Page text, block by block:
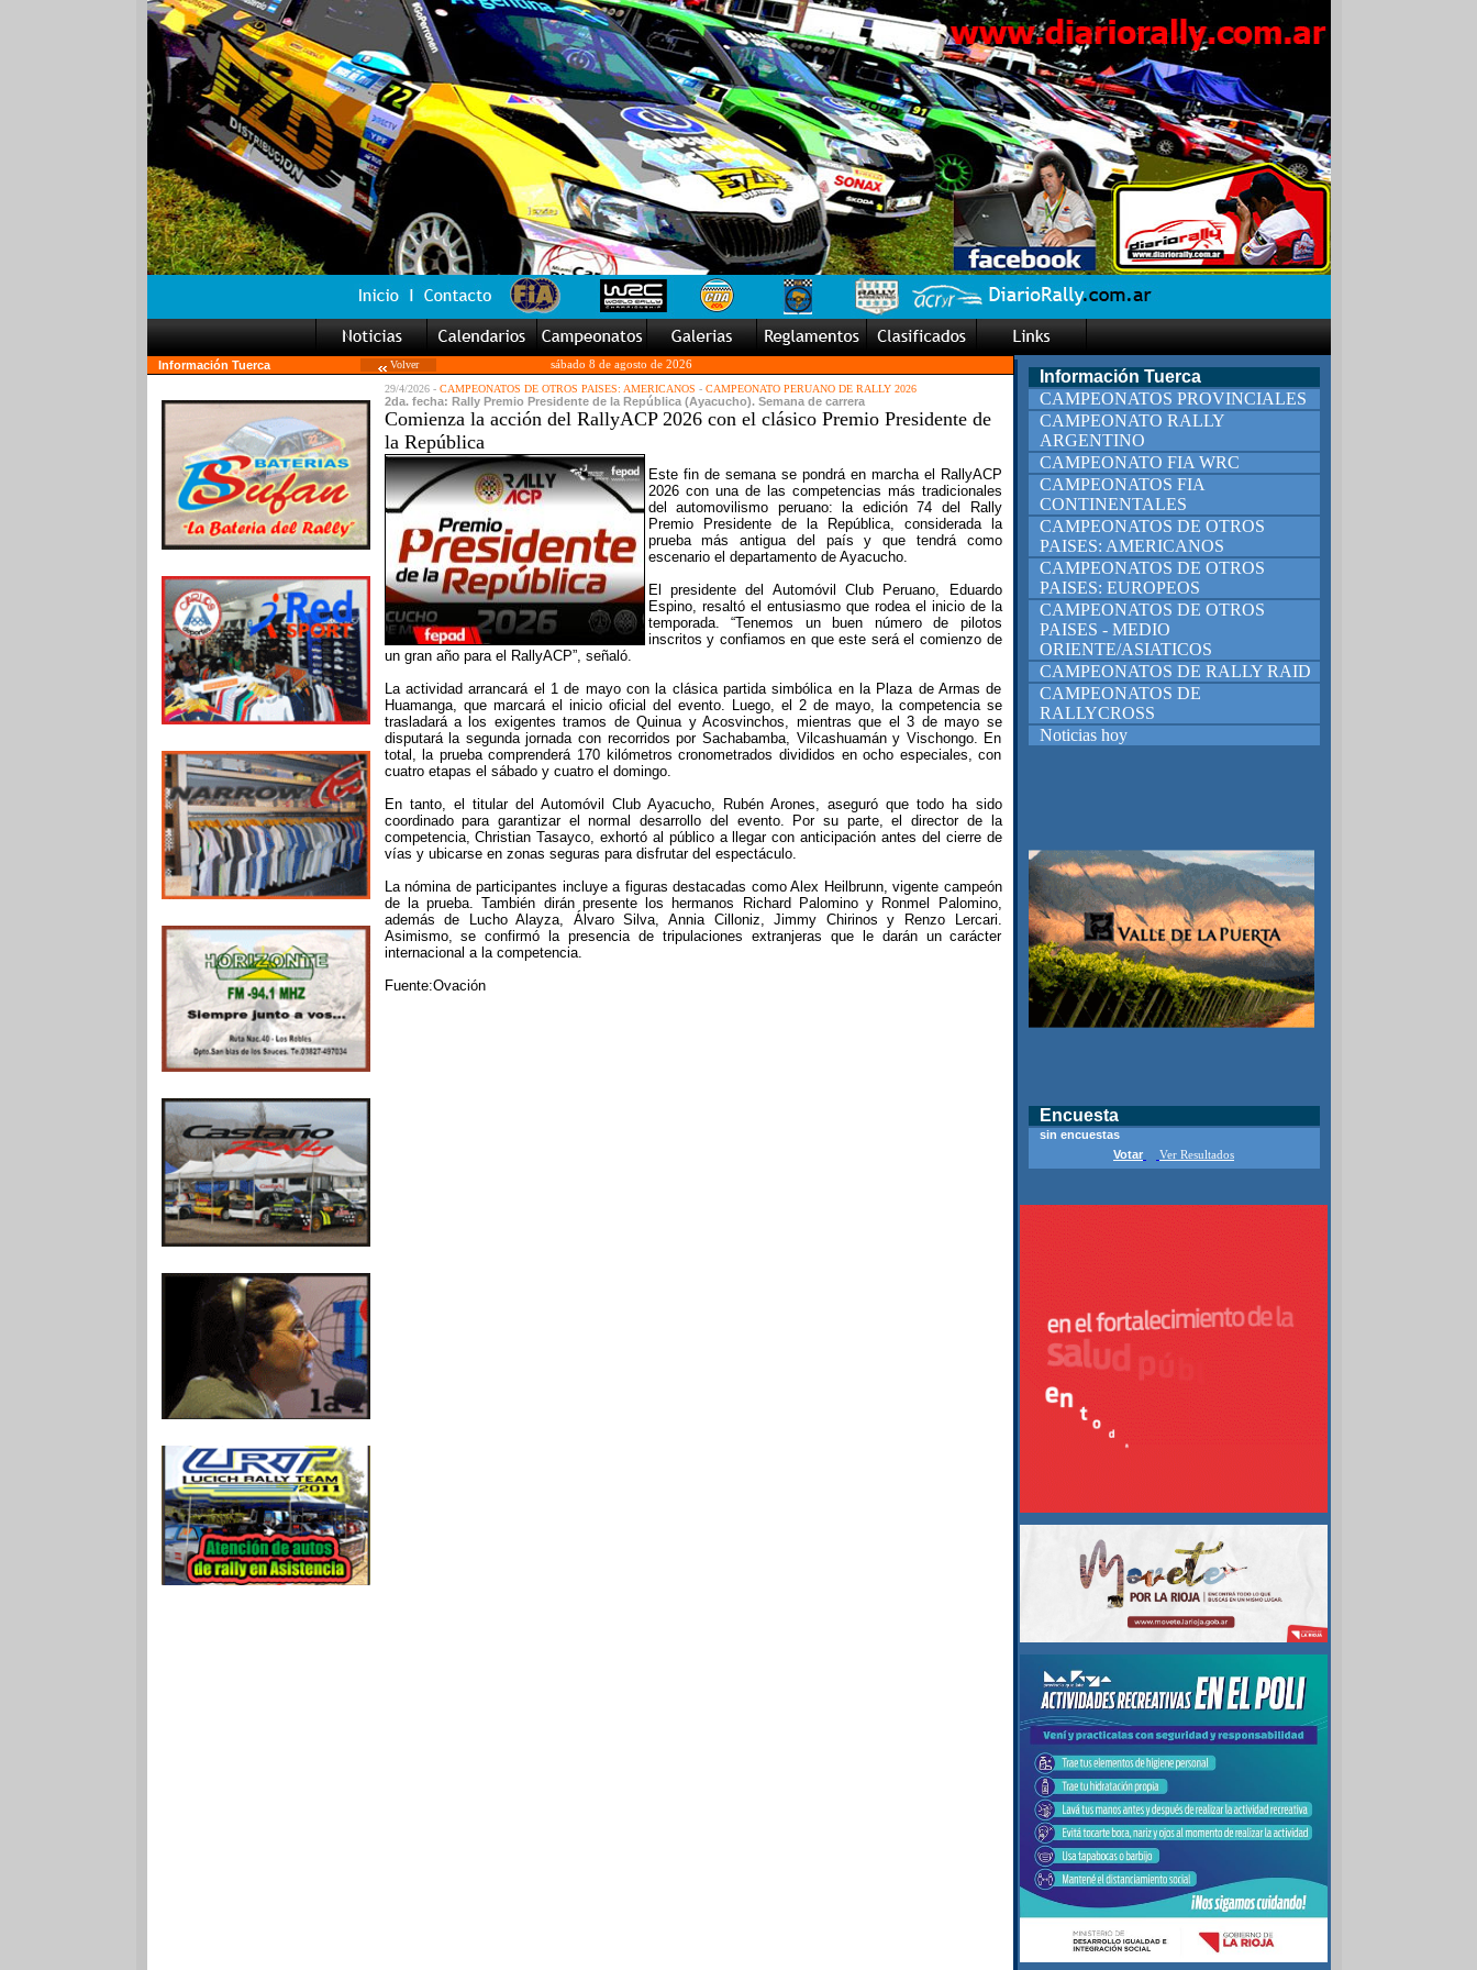
Información Tuerca Volver sábado 8 de agosto de 2026
Información Tuerca
CAMPEONATOS PROVINCIALES
CAMPEONATO RALLY
ARGENTINO
CAMPEONATO FIA WRC
CAMPEONATOS FIA
CONTINENTALES
CAMPEONATOS DE OTROS
PAISES: AMERICANOS
CAMPEONATOS DE OTROS
PAISES: EUROPEOS
CAMPEONATOS DE OTROS
PAISES - MEDIO
ORIENTE/ASIATICOS
CAMPEONATOS DE RALLY RAID
CAMPEONATOS DE
RALLYCROSS
Noticias hoy
Encuesta
sin encuestas
Votar
Ver Resultados
29/4/2026 - CAMPEONATOS DE OTROS PAISES: AMERICANOS - CAMPEONATO PERUANO DE RALLY 2026
2da. fecha: Rally Premio Presidente de la República (Ayacucho). Semana de carrera
Comienza la acción del RallyACP 2026 con el clásico Premio Presidente de
la República
Este fin de semana se pondrá en marcha el RallyACP
2026 con una de las competencias más tradicionales
del automovilismo peruano: la edición 74 del Rally
Premio Presidente de la República, considerada la
prueba más antigua del país y que tendrá como
escenario el departamento de Ayacucho.
El presidente del Automóvil Club Peruano, Eduardo
Espino, resaltó el entusiasmo que rodea el inicio de la
temporada. “Tenemos un buen número de pilotos
inscritos y confiamos en que este será el comienzo de
un gran año para el RallyACP”, señaló.
La actividad arrancará el 1 de mayo con la clásica partida simbólica en la Plaza de Armas de
Huamanga, que marcará el inicio oficial del evento. Luego, el 2 de mayo, la competencia se
trasladará a los exigentes tramos de Quinua y Acosvinchos, mientras que el 3 de mayo se
disputará la segunda jornada con recorridos por Sachabamba, Vilcashuamán y Vischongo. En
total, la prueba comprenderá 170 kilómetros cronometrados divididos en ocho especiales, con
cuatro etapas el sábado y cuatro el domingo.
En tanto, el titular del Automóvil Club Ayacucho, Rubén Arones, aseguró que todo ha sido
coordinado para garantizar el normal desarrollo del evento. Por su parte, el director de la
competencia, Christian Tasayco, exhortó al público a llegar con anticipación antes del cierre de
vías y ubicarse en zonas seguras para disfrutar del espectáculo.
La nómina de participantes incluye a figuras destacadas como Alex Heilbrunn, vigente campeón
de la prueba. También dirán presente los hermanos Richard Palomino y Ronmel Palomino,
además de Lucho Alayza, Álvaro Silva, Annia Cilloniz, Jimmy Chirinos y Renzo Lercari.
Asimismo, se confirmó la presencia de tripulaciones extranjeras que le darán un carácter
internacional a la competencia.
Fuente:Ovación